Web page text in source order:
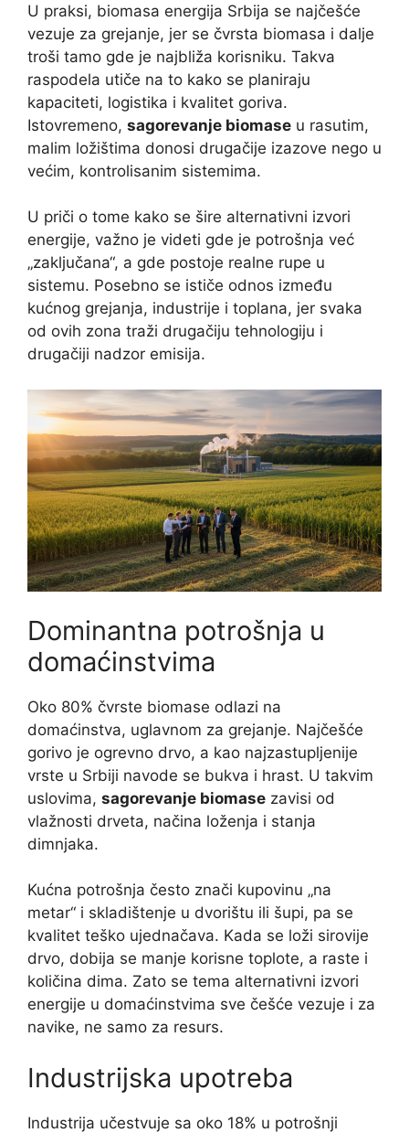
U praksi, biomasa energija Srbija se najčešće
vezuje za grejanje, jer se čvrsta biomasa i dalje
troši tamo gde je najbliža korisniku. Takva
raspodela utiče na to kako se planiraju
kapaciteti, logistika i kvalitet goriva.
Istovremeno, sagorevanje biomase u rasutim,
malim ložištima donosi drugačije izazove nego u
većim, kontrolisanim sistemima.
U priči o tome kako se šire alternativni izvori
energije, važno je videti gde je potrošnja već
„zaključana“, a gde postoje realne rupe u
sistemu. Posebno se ističe odnos između
kućnog grejanja, industrije i toplana, jer svaka
od ovih zona traži drugačiju tehnologiju i
drugačiji nadzor emisija.
Dominantna potrošnja u
domaćinstvima
Oko 80% čvrste biomase odlazi na
domaćinstva, uglavnom za grejanje. Najčešće
gorivo je ogrevno drvo, a kao najzastupljenije
vrste u Srbiji navode se bukva i hrast. U takvim
uslovima, sagorevanje biomase zavisi od
vlažnosti drveta, načina loženja i stanja
dimnjaka.
Kućna potrošnja često znači kupovinu „na
metar“ i skladištenje u dvorištu ili šupi, pa se
kvalitet teško ujednačava. Kada se loži sirovije
drvo, dobija se manje korisne toplote, a raste i
količina dima. Zato se tema alternativni izvori
energije u domaćinstvima sve češće vezuje i za
navike, ne samo za resurs.
Industrijska upotreba
Industrija učestvuje sa oko 18% u potrošnji